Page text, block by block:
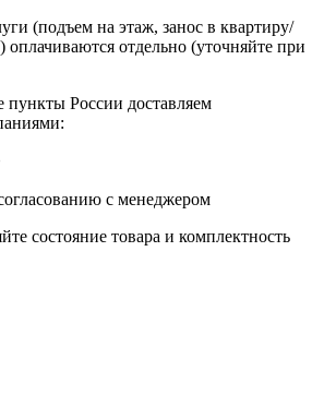
(подъем на этаж, занос в квартиру/
оплачиваются отдельно (уточняйте при
пункты России доставляем
с менеджером
состояние товара и комплектность